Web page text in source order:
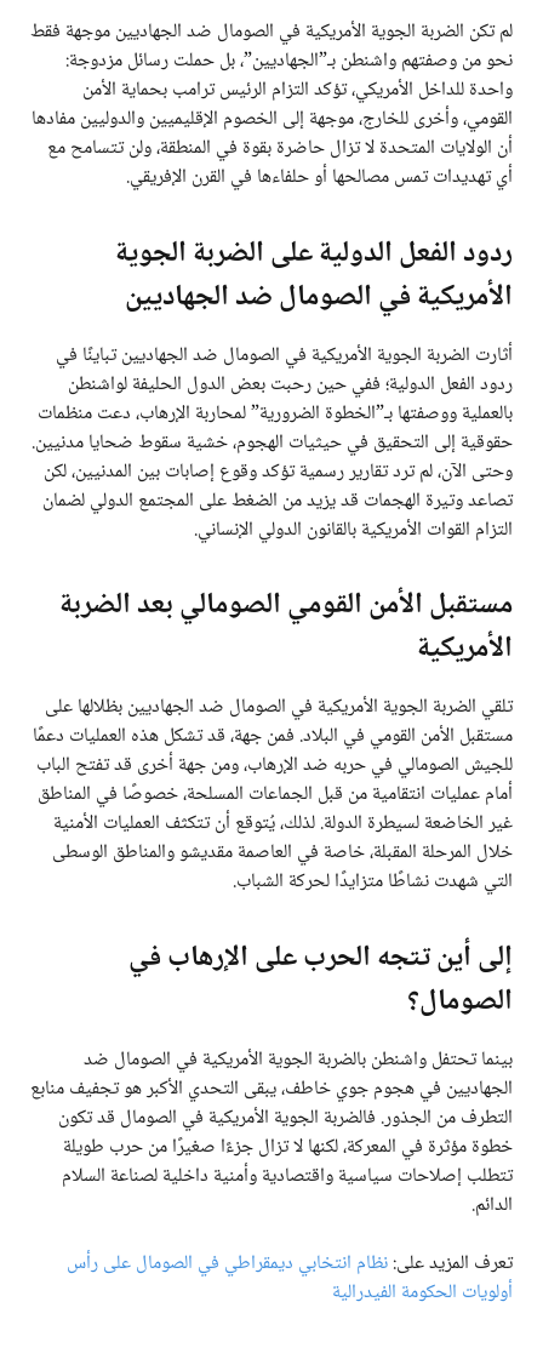
لم تكن الضربة الجوية الأمريكية في الصومال ضد الجهاديين موجهة فقط
نحو من وصفتهم واشنطن بـ”الجهاديين”، بل حملت رسائل مزدوجة:
واحدة للداخل الأمريكي، تؤكد التزام الرئيس ترامب بحماية الأمن
القومي، وأخرى للخارج، موجهة إلى الخصوم الإقليميين والدوليين مفادها
أن الولايات المتحدة لا تزال حاضرة بقوة في المنطقة، ولن تتسامح مع
أي تهديدات تمس مصالحها أو حلفاءها في القرن الإفريقي.
ردود الفعل الدولية على الضربة الجوية
الأمريكية في الصومال ضد الجهاديين
أثارت الضربة الجوية الأمريكية في الصومال ضد الجهاديين تباينًا في
ردود الفعل الدولية؛ ففي حين رحبت بعض الدول الحليفة لواشنطن
بالعملية ووصفتها بـ”الخطوة الضرورية” لمحاربة الإرهاب، دعت منظمات
حقوقية إلى التحقيق في حيثيات الهجوم، خشية سقوط ضحايا مدنيين.
وحتى الآن، لم ترد تقارير رسمية تؤكد وقوع إصابات بين المدنيين، لكن
تصاعد وتيرة الهجمات قد يزيد من الضغط على المجتمع الدولي لضمان
التزام القوات الأمريكية بالقانون الدولي الإنساني.
مستقبل الأمن القومي الصومالي بعد الضربة
الأمريكية
تلقي الضربة الجوية الأمريكية في الصومال ضد الجهاديين بظلالها على
مستقبل الأمن القومي في البلاد. فمن جهة، قد تشكل هذه العمليات دعمًا
للجيش الصومالي في حربه ضد الإرهاب، ومن جهة أخرى قد تفتح الباب
أمام عمليات انتقامية من قبل الجماعات المسلحة، خصوصًا في المناطق
غير الخاضعة لسيطرة الدولة. لذلك، يُتوقع أن تتكثف العمليات الأمنية
خلال المرحلة المقبلة، خاصة في العاصمة مقديشو والمناطق الوسطى
التي شهدت نشاطًا متزايدًا لحركة الشباب.
إلى أين تتجه الحرب على الإرهاب في
الصومال؟
بينما تحتفل واشنطن بالضربة الجوية الأمريكية في الصومال ضد
الجهاديين في هجوم جوي خاطف، يبقى التحدي الأكبر هو تجفيف منابع
التطرف من الجذور. فالضربة الجوية الأمريكية في الصومال قد تكون
خطوة مؤثرة في المعركة، لكنها لا تزال جزءًا صغيرًا من حرب طويلة
تتطلب إصلاحات سياسية واقتصادية وأمنية داخلية لصناعة السلام
الدائم.
تعرف المزيد على:نظام انتخابي ديمقراطي في الصومال على رأس
أولويات الحكومة الفيدرالية